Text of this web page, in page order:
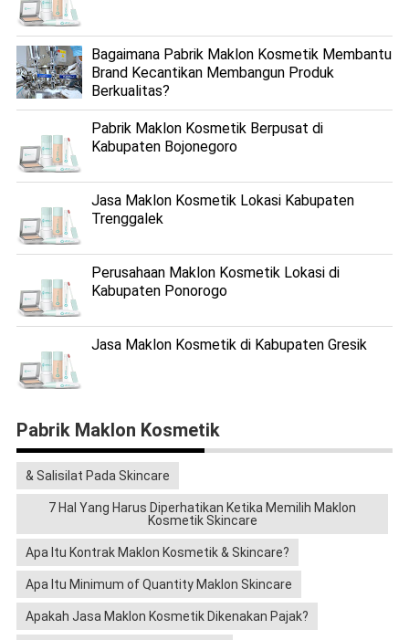
Bagaimana Pabrik Maklon Kosmetik Membantu
Brand Kecantikan Membangun Produk
Berkualitas?
Pabrik Maklon Kosmetik Berpusat di
Kabupaten Bojonegoro
Jasa Maklon Kosmetik Lokasi Kabupaten
Trenggalek
Perusahaan Maklon Kosmetik Lokasi di
Kabupaten Ponorogo
Jasa Maklon Kosmetik di Kabupaten Gresik
Pabrik Maklon Kosmetik
& Salisilat Pada Skincare
7 Hal Yang Harus Diperhatikan Ketika Memilih Maklon
Kosmetik Skincare
Apa Itu Kontrak Maklon Kosmetik & Skincare?
Apa Itu Minimum of Quantity Maklon Skincare
Apakah Jasa Maklon Kosmetik Dikenakan Pajak?